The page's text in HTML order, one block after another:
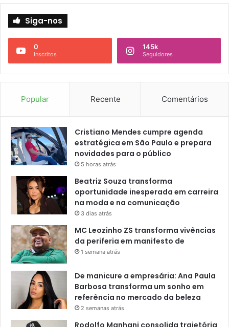
Siga-nos
0
Inscritos
145k
Seguidores
Popular Recente Comentários
Cristiano Mendes cumpre agenda
estratégica em São Paulo e prepara
novidades para o público
5 horas atrás
Beatriz Souza transforma
oportunidade inesperada em carreira
na moda e na comunicação
3 dias atrás
MC Leozinho ZS transforma vivências
da periferia em manifesto de
1 semana atrás
De manicure a empresária: Ana Paula
Barbosa transforma um sonho em
referência no mercado da beleza
2 semanas atrás